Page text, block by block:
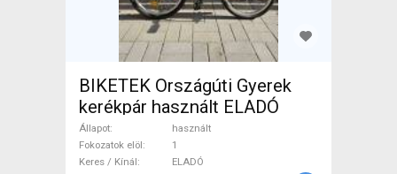
BIKETEK Országúti Gyerek
kerékpár használt ELADÓ
Állapot
használt
Fokozatok elöl
1
Keres / Kínál
ELADÓ